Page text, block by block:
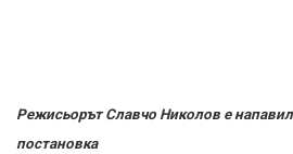
Режисьорът Славчо Николов е
постановка